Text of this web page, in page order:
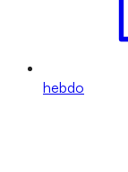
hebdo